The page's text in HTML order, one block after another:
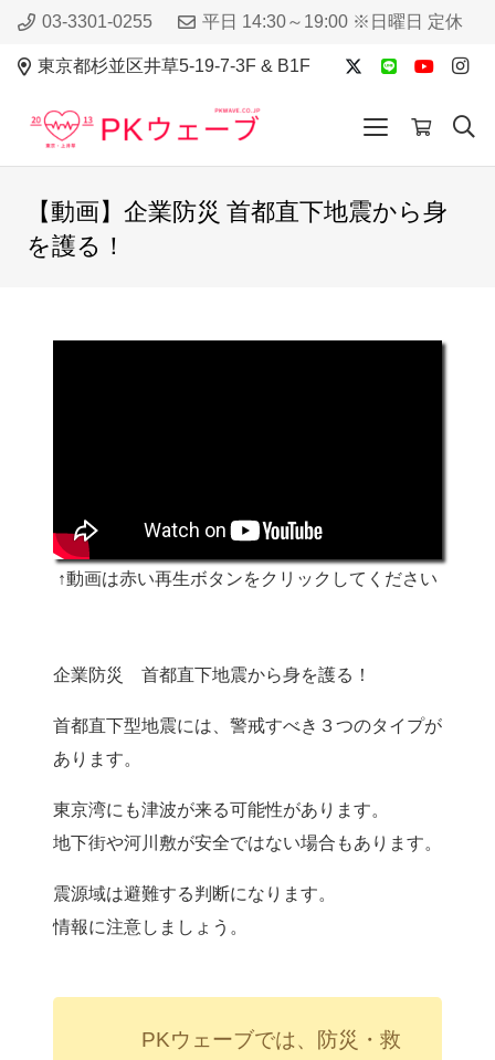
03-3301-0255 平日 14:30～19:00 ※日曜日 定休
東京都杉並区井草5-19-7-3F & B1F
【動画】企業防災 首都直下地震から身
を護る！
↑動画は赤い再生ボタンをクリックしてください
企業防災 首都直下地震から身を護る！
首都直下型地震には、警戒すべき３つのタイプが
あります。
東京湾にも津波が来る可能性があります。
地下街や河川敷が安全ではない場合もあります。
震源域は避難する判断になります。
情報に注意しましょう。
PKウェーブでは、防災・救